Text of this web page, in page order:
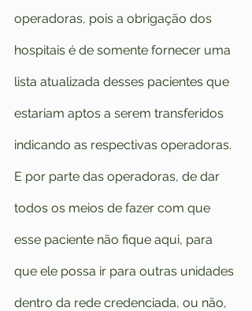
operadoras, pois a obrigação dos
hospitais é de somente fornecer uma
lista atualizada desses pacientes que
estariam aptos a serem transferidos
indicando as respectivas operadoras.
E por parte das operadoras, de dar
todos os meios de fazer com que
esse paciente não fique aqui, para
que ele possa ir para outras unidades
dentro da rede credenciada, ou não,